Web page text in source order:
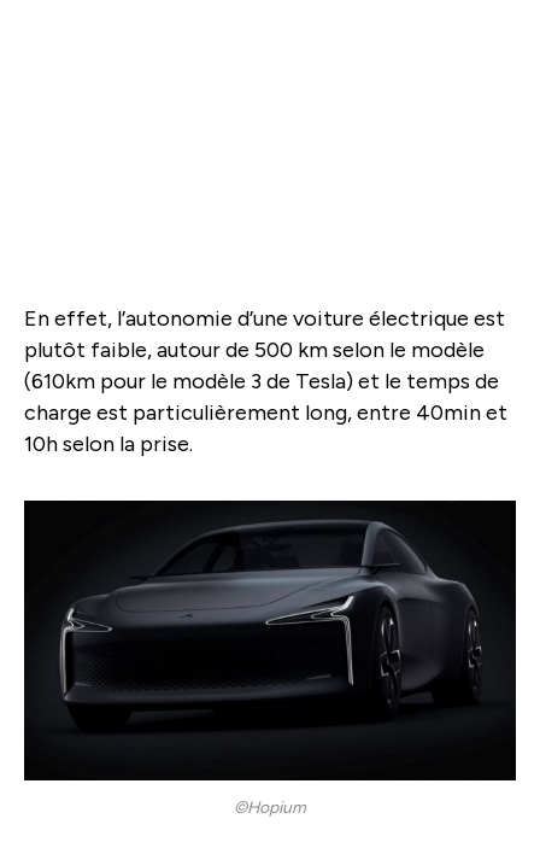
En effet, l’autonomie d’une voiture électrique est
plutôt faible, autour de 500 km selon le modèle
(610km pour le modèle 3 de Tesla) et le temps de
charge est particulièrement long, entre 40min et
10h selon la prise.
©Hopium